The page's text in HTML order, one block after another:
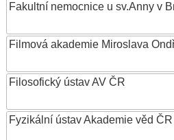
Fakultní nemocnice u sv.Anny v
Filmová akademie Miroslava
Filosofický ústav AV ČR
Fyzikální ústav Akademie věd ČR